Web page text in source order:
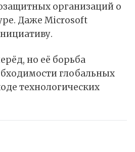
организаций о
Даже Microsoft
но её борьба
глобальных
технологических